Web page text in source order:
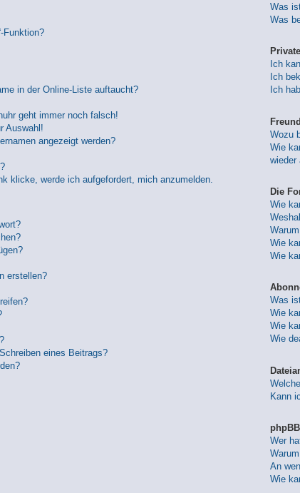
Funktion?
in der Online-Liste auftaucht?
geht immer noch falsch!
Auswahl!
angezeigt werden?
klicke, werde ich aufgefordert, mich anzumelden.
erstellen?
eines Beitrags?
Was
Was
Ich
Ich
Ich
Wozu
Wie
wieder
Die
Wie
Wie
Wie
Was
Wie
Wie
Wie
Kann
Wer
An
Wie